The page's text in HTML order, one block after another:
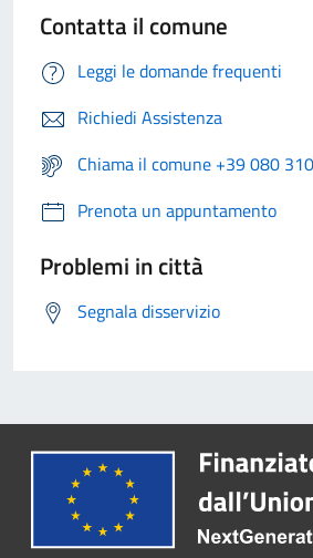
Contatta il comune
Leggi le domande frequenti
Richiedi Assistenza
Chiama il comune +39 080
Prenota un appuntamento
Problemi in città
Segnala disservizio